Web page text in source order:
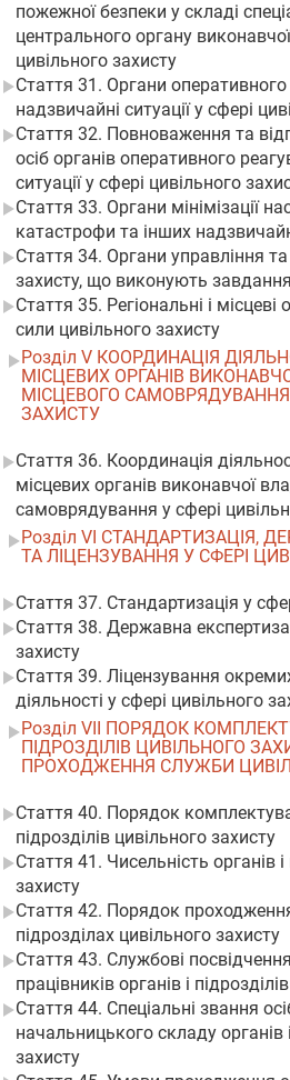
пожежної безпеки у складі
центрального органу
цивільного захисту
Стаття 31. Органи
надзвичайні ситуації у сфері
Стаття 32. Повноваження та
осіб органів оперативного
ситуації у сфері цивільного
Стаття 33. Органи мінімізації
катастрофи та інших
Стаття 34. Органи управління
захисту, що виконують
Стаття 35. Регіональні і
сили цивільного захисту
Розділ V КООРДИНАЦІЯ
МІСЦЕВИХ ОРГАНІВ
МІСЦЕВОГО САМОВРЯДУВАННЯ
ЗАХИСТУ
Стаття 36. Координація
місцевих органів виконавчої
самоврядування у сфері
Розділ VI СТАНДАРТИЗАЦІЯ,
ТА ЛІЦЕНЗУВАННЯ У СФЕРІ
Стаття 37. Стандартизація у
Стаття 38. Державна
захисту
Стаття 39. Ліцензування
діяльності у сфері цивільного
Розділ VII ПОРЯДОК
ПІДРОЗДІЛІВ ЦИВІЛЬНОГО
ПРОХОДЖЕННЯ СЛУЖБИ
Стаття 40. Порядок
підрозділів цивільного захисту
Стаття 41. Чисельність органів
захисту
Стаття 42. Порядок
підрозділах цивільного захисту
Стаття 43. Службові
працівників органів і
Стаття 44. Спеціальні звання
начальницького складу органів
захисту